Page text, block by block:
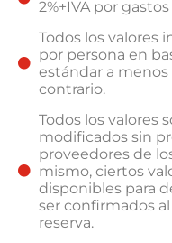
2%+IVA por
Todos los valores
por persona en
estándar a
contrario.
Todos los valores
modificados sin
proveedores de
mismo, ciertos
disponibles para
ser confirmados
reserva.